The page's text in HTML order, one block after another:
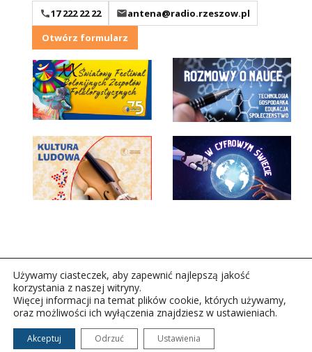
17 222 22 22
antena@radio.rzeszow.pl
Otwórz formularz
Copyright © 2026Polskie Radio Rzeszów S.A. w likwidacj.
Wszelkie prawa zastrzeżone.
Używamy ciasteczek, aby zapewnić najlepszą jakość
korzystania z naszej witryny.
Więcej informacji na temat plików cookie, których używamy,
oraz możliwości ich wyłączenia znajdziesz w ustawieniach.
Akceptuj Odrzuć Ustawienia